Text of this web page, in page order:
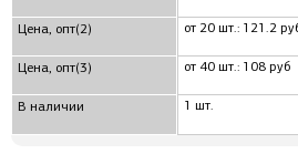
Цена, опт(2)
Цена, опт(3)
В наличии
от 20 шт.: 121.2
от 40 шт.: 108 руб
1 шт.